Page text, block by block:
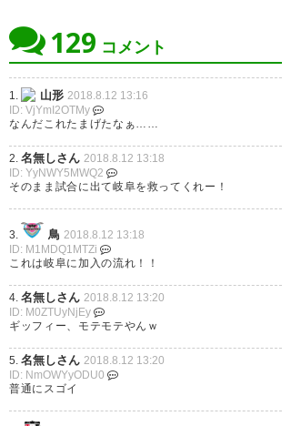
月 11
デルピエロが飛騨牛食いに来る
の？すげぇ
— 足柄 (bluesolid00)2018, 8月
11
大事なハーフタイムにデル・ピ
エロが長良川に来る話でオロオ
ロしてる。おちつけ、まずエス
パルスだ。
https://t.co/Wl0G9Gb28w
— 白鳥士郎 (nankagun)2018,
8月 12
129 コメント
1. 山形 2018.8.12 13:16
ID: VjYmI2OTMy
なんだこれたまげたなぁ……
2. 名無しさん 2018.8.12 13:18
ID: YyNWY5MWQ2
そのまま試合に出て岐阜を救ってくれー！
3. 鳥 2018.8.12 13:18
ID: M1MDQ1MTZi
これは岐阜に加入の流れ！！
4. 名無しさん 2018.8.12 13:20
ID: M0ZTUyNjEy
ギッフィー、モテモテやんｗ
5. 名無しさん 2018.8.12 13:20
ID: NmOWYyODU0
普通にスゴイ